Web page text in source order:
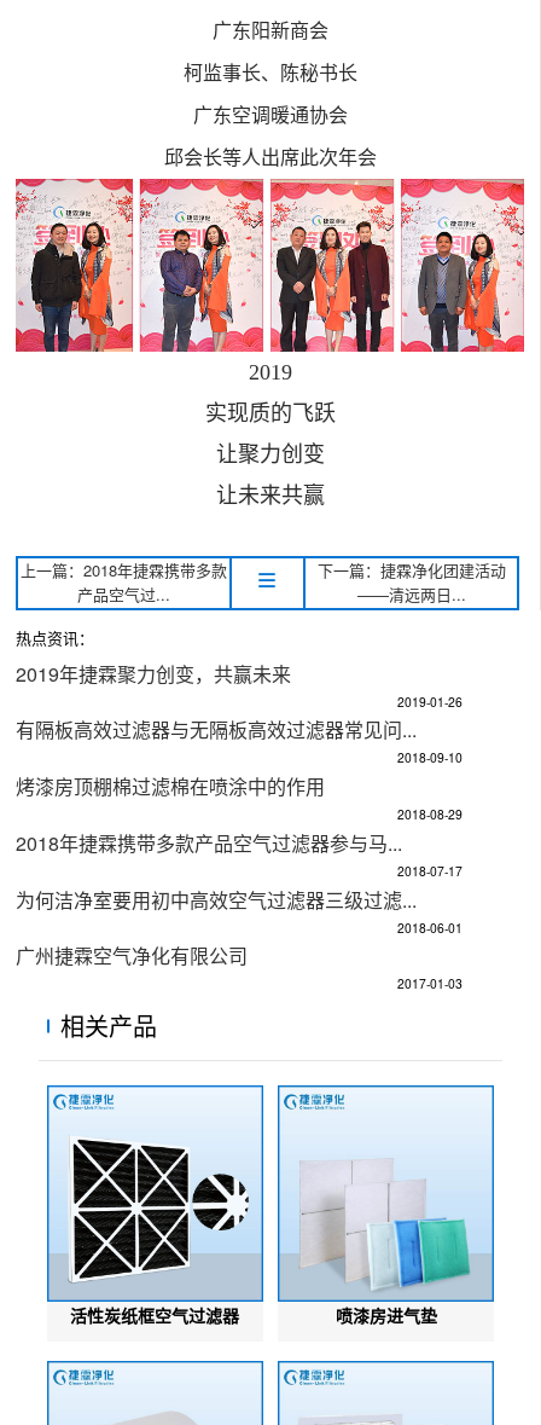
广东阳新商会
柯监事长、陈秘书长
广东空调暖通协会
邱会长等人出席此次年会
2019
实现质的飞跃
让聚力创变
让未来共赢
上一篇：2018年捷霖携带多款
产品空气过...
下一篇：捷霖净化团建活动
——清远两日...
热点资讯：
2019年捷霖聚力创变，共赢未来
2019-01-26
有隔板高效过滤器与无隔板高效过滤器常见问...
2018-09-10
烤漆房顶棚棉过滤棉在喷涂中的作用
2018-08-29
2018年捷霖携带多款产品空气过滤器参与马...
2018-07-17
为何洁净室要用初中高效空气过滤器三级过滤...
2018-06-01
广州捷霖空气净化有限公司
2017-01-03
相关产品
活性炭纸框空气过滤器 喷漆房进气垫